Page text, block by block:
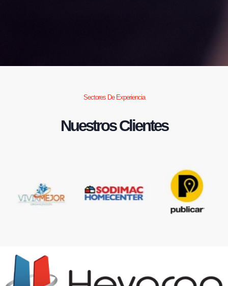
Sectores De Experiencia
Nuestros Clientes